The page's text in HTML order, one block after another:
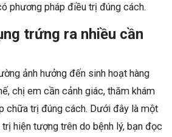
phương pháp điều trị đúng cách.
trứng ra nhiều cần
ảnh hưởng đến sinh hoạt hàng
chị em cần cảnh giác, thăm khám
chữa trị đúng cách. Dưới đây là một
hiện tượng trên do bệnh lý, bạn đọc